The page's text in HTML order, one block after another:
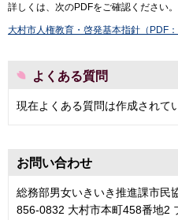
詳しくは、次のPDFをご確認ください。
大村市人権教育・啓発基本指針（PDF：
よくある質問
現在よくある質問は作成されて
お問い合わせ
総務部男女いきいき推進課市民
856-0832 大村市本町458番地2